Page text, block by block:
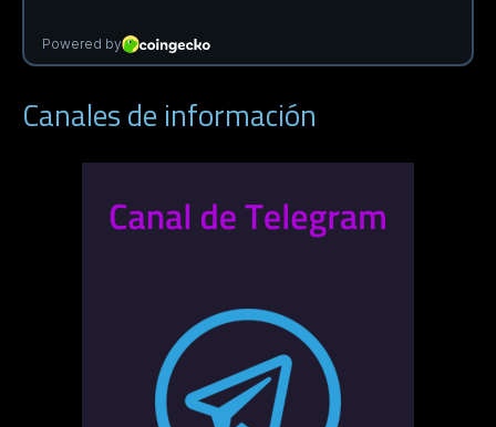
Canales de información